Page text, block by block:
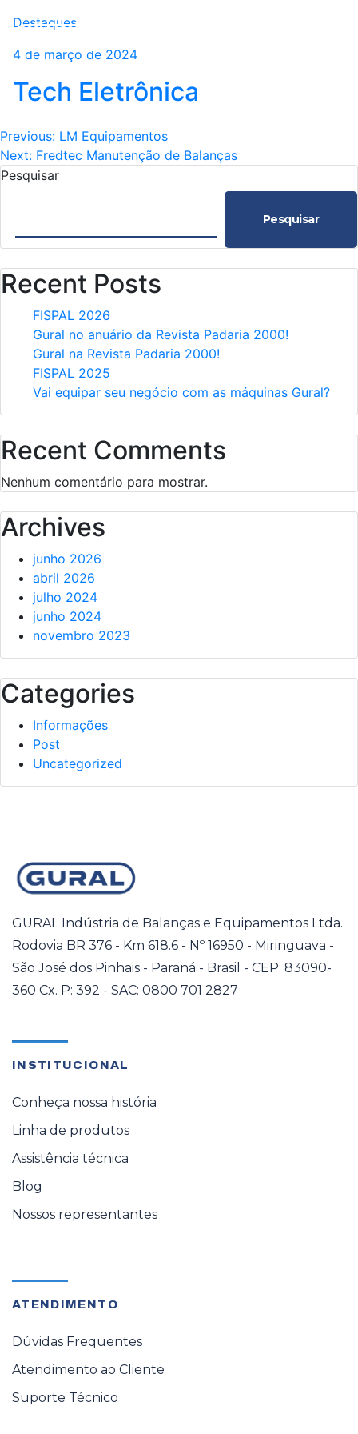
Destaques
4 de março de 2024
Tech Eletrônica
Navegação
de
Previous: LM Equipamentos
Next: Fredtec Manutenção de Balanças
Pesquisar
Pesquisar
Recent Posts
FISPAL 2026
Gural no anuário da Revista Padaria 2000!
Gural na Revista Padaria 2000!
FISPAL 2025
Vai equipar seu negócio com as máquinas Gural?
Recent Comments
Nenhum comentário para mostrar.
Archives
junho 2026
abril 2026
julho 2024
junho 2024
novembro 2023
Categories
Informações
Post
Uncategorized
GURAL Indústria de Balanças e Equipamentos Ltda.
Rodovia BR 376 - Km 618.6 - Nº 16950 - Miringuava -
São José dos Pinhais - Paraná - Brasil - CEP: 83090-
360 Cx. P: 392 - SAC: 0800 701 2827
INSTITUCIONAL
Conheça nossa história
Linha de produtos
Assistência técnica
Blog
Nossos representantes
ATENDIMENTO
Dúvidas Frequentes
Atendimento ao Cliente
Suporte Técnico